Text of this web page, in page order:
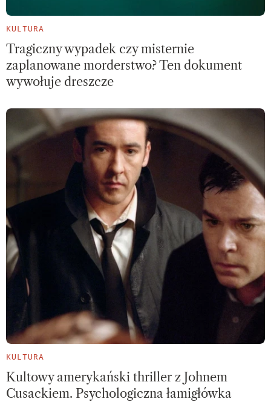
KULTURA
Tragiczny wypadek czy misternie
zaplanowane morderstwo? Ten dokument
wywołuje dreszcze
KULTURA
Kultowy amerykański thriller z Johnem
Cusackiem. Psychologiczna łamigłówka